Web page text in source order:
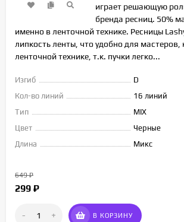
играет решающую
бренда ресниц. 50%
именно в ленточной технике. Ресницы
липкость ленты, что удобно для мастеров,
ленточной технике, т.к. пучки легко...
Изгиб
D
Кол-во линий
16 линий
Тип
MIX
Цвет
Черные
Длина
Микс
649₽
299 ₽
- + В КОРЗИНУ